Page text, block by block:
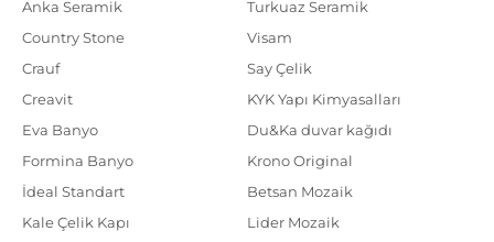
Anka Seramik
Country Stone
Crauf
Creavit
Eva Banyo
Formina Banyo
İdeal Standart
Kale Çelik Kapı
Turkuaz Seramik
Visam
Say Çelik
KYK Yapı Kimyasalları
Du&Ka duvar kağıdı
Krono Original
Betsan Mozaik
Lider Mozaik